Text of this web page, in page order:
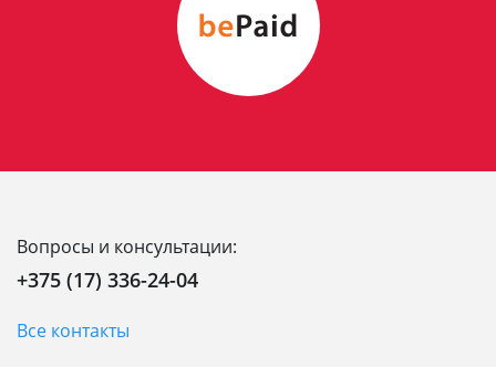
Вопросы и консультации:
+375 (17) 336-24-04
Все контакты